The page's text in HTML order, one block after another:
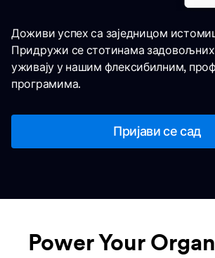
Доживи успех са заједницом
Придружи се стотинама задовољних
уживају у нашим флексибилним,
програмима.
Пријави се сад
Power Your